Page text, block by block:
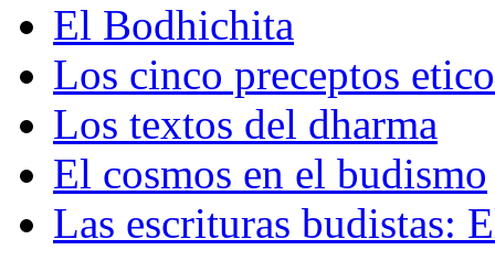
El Bodhichita
Los cinco preceptos
Los textos del dharma
El cosmos en el budismo
Las escrituras budistas: